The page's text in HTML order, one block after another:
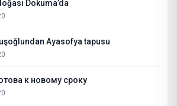
Dokuma’da
Ayasofya tapusu
к новому сроку